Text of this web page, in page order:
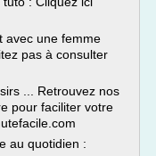
avec une femme
pas à consulter
... Retrouvez nos
pour faciliter votre
au quotidien :